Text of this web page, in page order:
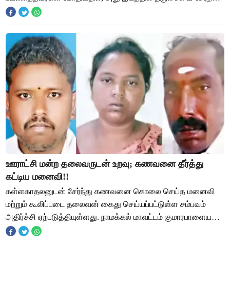
நான்கு பேர் உயிரிழந்தனர். அரியலூர் மாவட
ஊராட்சி மன்ற தலைவருடன் உறவு; கணவனை தீர்த்து
கட்டிய மனைவி!!
கள்ளகாதலனுடன் சேர்ந்து கணவனை கொலை செய்த மனைவி
மற்றும் கூலிப்படை தலைவன் கைது செய்யப்பட்டுள்ள சம்பவம்
அதிர்ச்சி ஏற்படுத்தியுள்ளது. நாமக்கல் மாவட்டம் குமாரபாளையம்
பகுதியை சேர்ந்தவர் பழனிவேல். இவரது மனைவ